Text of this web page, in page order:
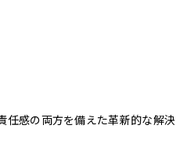
任感の両方を備えた革新的な解決